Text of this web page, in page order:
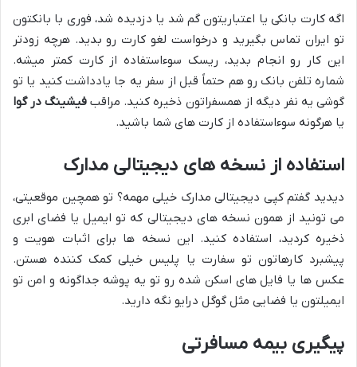
اگه کارت بانکی یا اعتباریتون گم شد یا دزدیده شد، فوری با بانکتون
تو ایران تماس بگیرید و درخواست لغو کارت رو بدید. هرچه زودتر
این کار رو انجام بدید، ریسک سوءاستفاده از کارت کمتر میشه.
شماره تلفن بانک رو هم حتماً قبل از سفر یه جا یادداشت کنید یا تو
گوشی یه نفر دیگه از همسفراتون ذخیره کنید. مراقب فیشینگ در گوا
یا هرگونه سوءاستفاده از کارت های شما باشید.
استفاده از نسخه های دیجیتالی مدارک
دیدید گفتم کپی دیجیتالی مدارک خیلی مهمه؟ تو همچین موقعیتی،
می تونید از همون نسخه های دیجیتالی که تو ایمیل یا فضای ابری
ذخیره کردید، استفاده کنید. این نسخه ها برای اثبات هویت و
پیشبرد کارهاتون تو سفارت یا پلیس خیلی کمک کننده هستن.
عکس ها یا فایل های اسکن شده رو تو یه پوشه جداگونه و امن تو
ایمیلتون یا فضایی مثل گوگل درایو نگه دارید.
پیگیری بیمه مسافرتی